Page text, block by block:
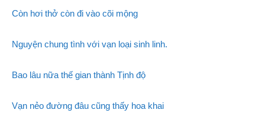
Còn hơi thở còn đi vào cõi mộng
Nguyện chung tình với vạn loại sinh linh.
Bao lâu nữa thế gian thành Tịnh độ
Vạn nẻo đường đâu cũng thấy hoa khai